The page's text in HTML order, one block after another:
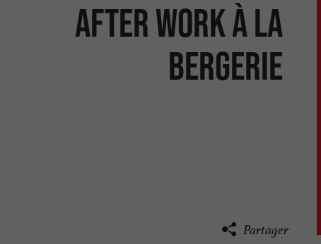
After Work à La
Bergerie
Partager